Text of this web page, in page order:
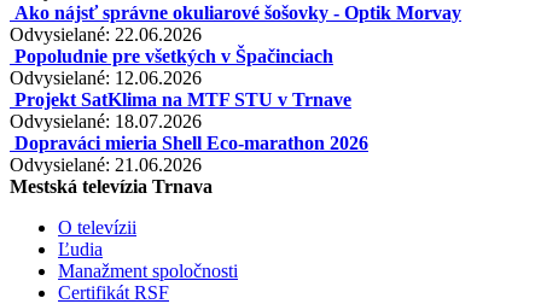
Ako nájsť správne okuliarové šošovky - Optik Morvay
Odvysielané: 22.06.2026
Popoludnie pre všetkých v Špačinciach
Odvysielané: 12.06.2026
Projekt SatKlima na MTF STU v Trnave
Odvysielané: 18.07.2026
Dopraváci mieria Shell Eco-marathon 2026
Odvysielané: 21.06.2026
Mestská televízia Trnava
O televízii
Ľudia
Manažment spoločnosti
Certifikát RSF